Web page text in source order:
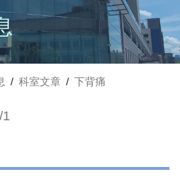
/ 科室文章 / 下背痛